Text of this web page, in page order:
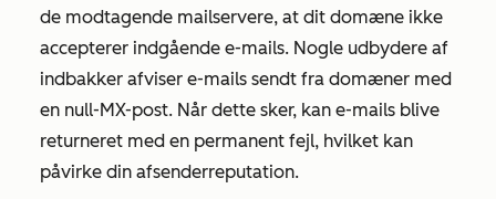
de modtagende mailservere, at dit domæne ikke
accepterer indgående e-mails. Nogle udbydere af
indbakker afviser e-mails sendt fra domæner med
en null-MX-post. Når dette sker, kan e-mails blive
returneret med en permanent fejl, hvilket kan
påvirke din afsenderreputation.